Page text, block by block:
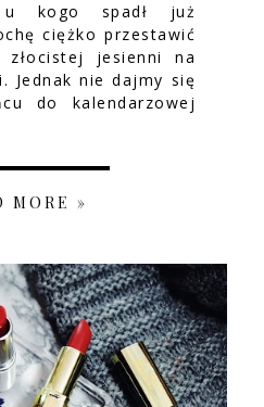
u kogo spadł już
ciężko przestawić
jesienni na
Jednak nie dajmy się
do kalendarzowej
MORE »